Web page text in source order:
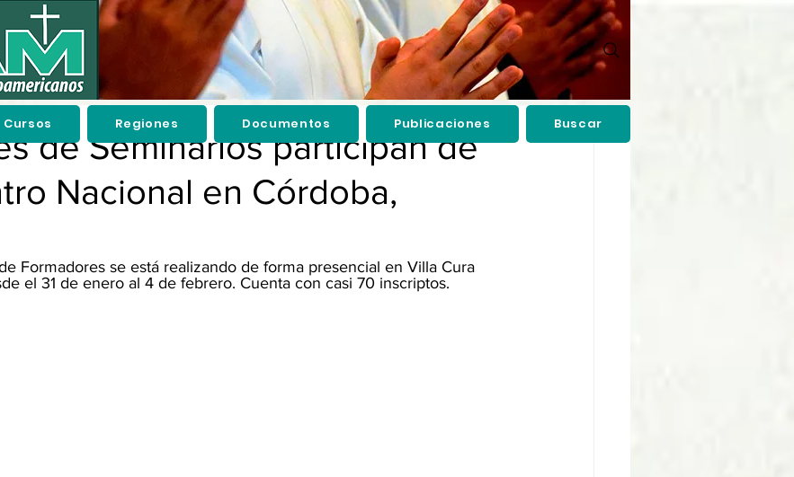
de Seminarios participan de
Nacional en Córdoba,
Formadores se está realizando de forma presencial en Villa Cura
el 31 de enero al 4 de febrero. Cuenta con casi 70 inscriptos.
Cursos Regiones Documentos Publicaciones Buscar